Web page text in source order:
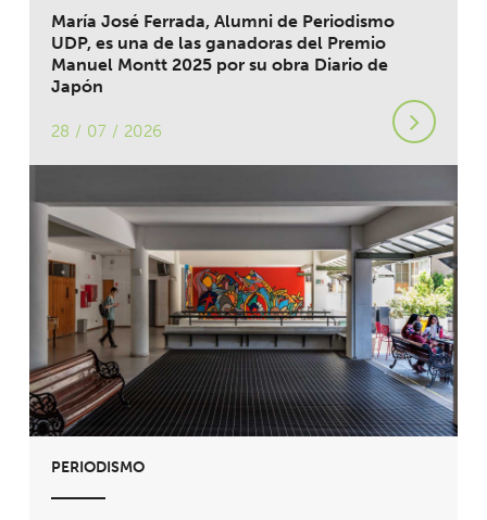
María José Ferrada, Alumni de Periodismo
UDP, es una de las ganadoras del Premio
Manuel Montt 2025 por su obra Diario de
Japón
28 / 07 / 2026
PERIODISMO